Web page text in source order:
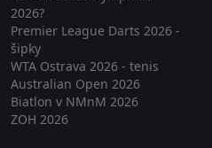
2026?
Premier League Darts 2026 -
šipky
WTA Ostrava 2026 - tenis
Australian Open 2026
Biatlon v NMnM 2026
ZOH 2026